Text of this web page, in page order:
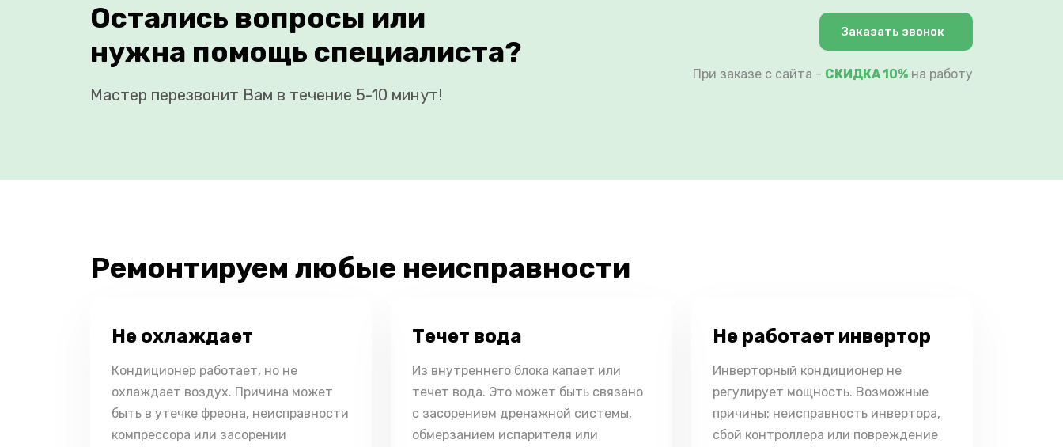
Остались вопросы или
нужна помощь специалиста?
Мастер перезвонит Вам в течение 5-10 минут!
Заказать звонок
При заказе с сайта - СКИДКА 10% на работу
Ремонтируем любые неисправности
Не охлаждает
Кондиционер работает, но не
охлаждает воздух. Причина может
быть в утечке фреона, неисправности
компрессора или засорении
Течет вода
Из внутреннего блока капает или
течет вода. Это может быть связано
с засорением дренажной системы,
обмерзанием испарителя или
Не работает инвертор
Инверторный кондиционер не
регулирует мощность. Возможные
причины: неисправность инвертора,
сбой контроллера или повреждение